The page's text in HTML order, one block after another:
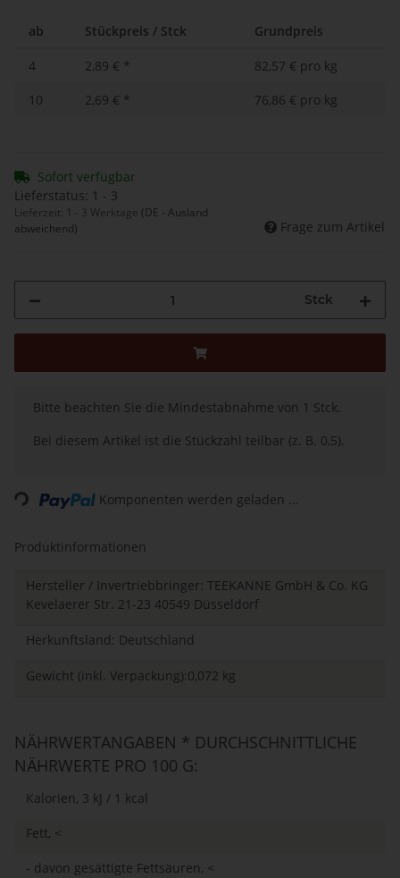
ab Stückpreis / Stck Grundpreis
4 2,89 € *
82,57 € pro kg
10
2,69 € * 76,86 € pro kg
Sofort verfügbar
Lieferstatus: 1 - 3
Lieferzeit: 1 - 3 Werktage (DE - Ausland
abweichend)
Frage zum Artikel
Stck
xBitte beachten Sie die Mindestabnahme von 1 Stck.
Bei diesem Artikel ist die Stückzahl teilbar (z. B. 0,5).
Loading... Komponenten werden geladen ...
Produktinformationen
Hersteller / Invertriebbringer: TEEKANNE GmbH & Co. KG
Kevelaerer Str. 21-23 40549 Düsseldorf
Herkunftsland: Deutschland
Gewicht (inkl. Verpackung):0,072 kg
NÄHRWERTANGABEN * DURCHSCHNITTLICHE
NÄHRWERTE PRO 100 G:
Kalorien, 3 kJ / 1 kcal
Fett, <
- davon gesättigte Fettsäuren, <